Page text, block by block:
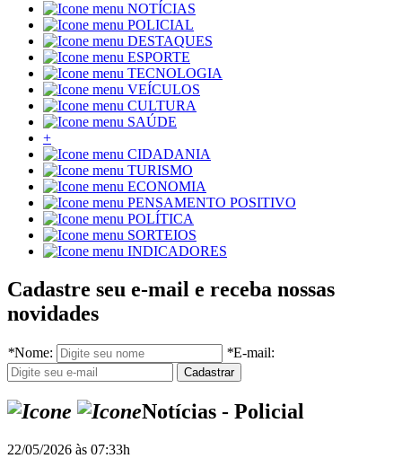
NOTÍCIAS
POLICIAL
DESTAQUES
ESPORTE
TECNOLOGIA
VEÍCULOS
CULTURA
SAÚDE
+
CIDADANIA
TURISMO
ECONOMIA
PENSAMENTO POSITIVO
POLÍTICA
SORTEIOS
INDICADORES
Cadastre seu e-mail e receba nossas
novidades
*Nome: *E-mail:
Notícias - Policial
22/05/2026 às 07:33h